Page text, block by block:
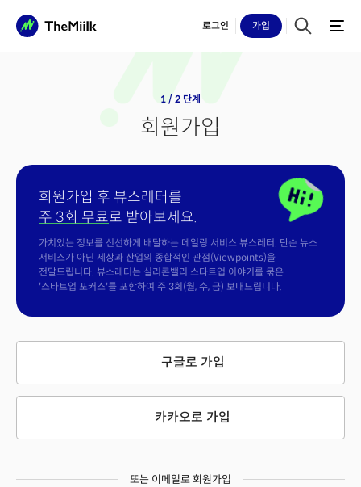
로그인 가입
1 / 2 단계
회원가입
회원가입 후 뷰스레터를
주 3회 무료로 받아보세요.
가치있는 정보를 신선하게 배달하는 메일링 서비스 뷰스레터. 단순 뉴스
서비스가 아닌 세상과 산업의 종합적인 관점(Viewpoints)을
전달드립니다. 뷰스레터는 실리콘밸리 스타트업 이야기를 묶은
'스타트업 포커스'를 포함하여 주 3회(월, 수, 금) 보내드립니다.
구글로 가입
카카오로 가입
또는 이메일로 회원가입